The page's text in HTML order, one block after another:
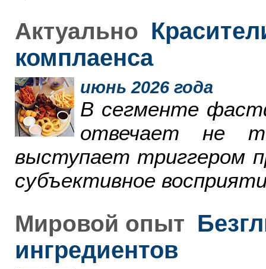
Актуально
комплаенса
июнь 2026 года
В сегменте
отвечает не
выступает триггером
субъективное
Мировой опыт
ингредиентов